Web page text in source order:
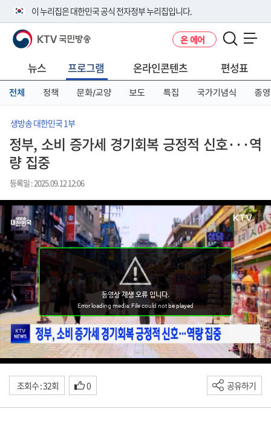
이 누리집은 대한민국 공식 전자정부 누리집입니다.
공식 누리집 주소 확인하기
니다.
이밖에 or.kr 또는 .kr등 다른 도메인 주소를 사용하고 있다면 아래 URL에
서 도메인 주소를 확인해 보세요
KTV 국민방송 온 에어
뉴스 프로그램 온라인콘텐츠 편성표
전체 정책 문화/교양 보도 특집 국가기념식 종영
생방송 대한민국 1부
정부, 소비 증가세 경기회복 긍정적 신호···역
량 집중
등록일 : 2025.09.12 12:06
조회수 : 32회 0 공유하기